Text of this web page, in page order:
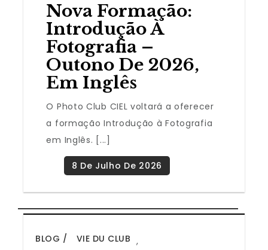
Nova Formação:
Introdução À
Fotografia –
Outono De 2026,
Em Inglês
O Photo Club CIEL voltará a oferecer
a formação Introdução à Fotografia
em Inglês. [...]
BLOG ,
VIE DU CLUB